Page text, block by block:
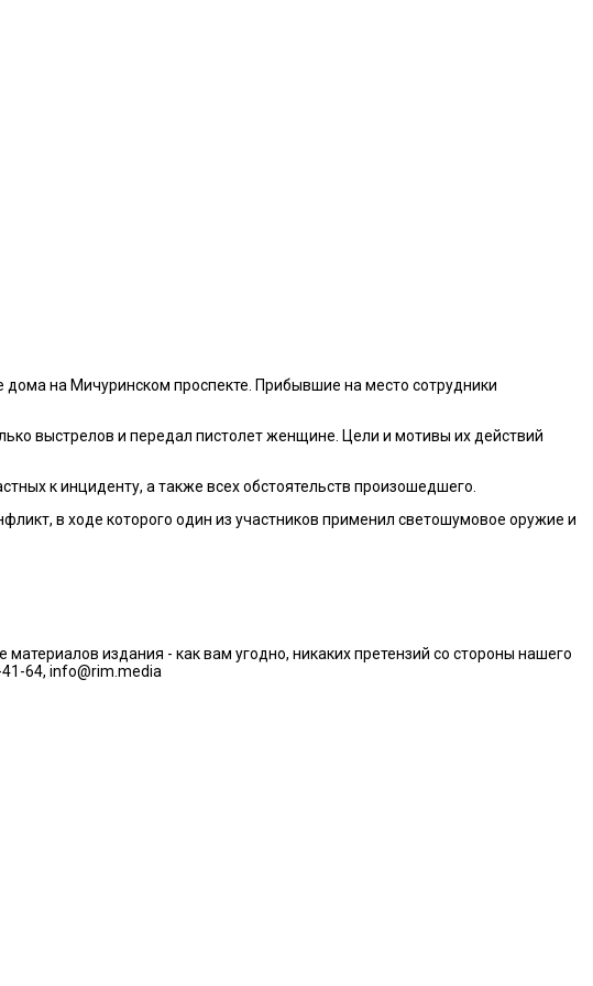
на Мичуринском проспекте. Прибывшие на место сотрудники
выстрелов и передал пистолет женщине. Цели и мотивы их действий
к инциденту, а также всех обстоятельств произошедшего.
в ходе которого один из участников применил светошумовое оружие и
издания - как вам угодно, никаких претензий со стороны нашего
64, info@rim.media